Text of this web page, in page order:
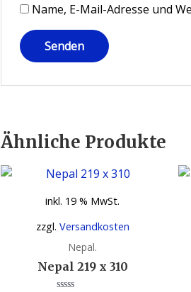
Name, E-Mail-Adresse und
Ähnliche Produkte
inkl. 19 % MwSt.
zzgl. Versandkosten
Nepal.
Nepal 219 x 310